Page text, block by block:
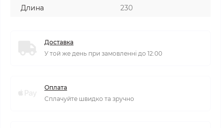
Длина 230
Доставка
У той же день при замовленні до 12:00
Оплата
Сплачуйте швидко та зручно